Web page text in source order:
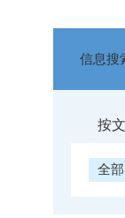
信息搜
按
全部